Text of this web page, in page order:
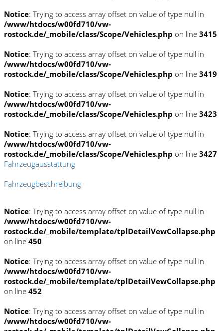
Notice: Trying to access array offset on value of type null in
/www/htdocs/w00fd710/vw-
rostock.de/_mobile/class/Scope/Vehicles.php on line 3415
Notice: Trying to access array offset on value of type null in
/www/htdocs/w00fd710/vw-
rostock.de/_mobile/class/Scope/Vehicles.php on line 3419
Notice: Trying to access array offset on value of type null in
/www/htdocs/w00fd710/vw-
rostock.de/_mobile/class/Scope/Vehicles.php on line 3423
Notice: Trying to access array offset on value of type null in
/www/htdocs/w00fd710/vw-
rostock.de/_mobile/class/Scope/Vehicles.php on line 3427
Fahrzeugausstattung
Fahrzeugbeschreibung
Notice: Trying to access array offset on value of type null in
/www/htdocs/w00fd710/vw-
rostock.de/_mobile/template/tplDetailVewCollapse.php
on line 450
Notice: Trying to access array offset on value of type null in
/www/htdocs/w00fd710/vw-
rostock.de/_mobile/template/tplDetailVewCollapse.php
on line 452
Notice: Trying to access array offset on value of type null in
/www/htdocs/w00fd710/vw-